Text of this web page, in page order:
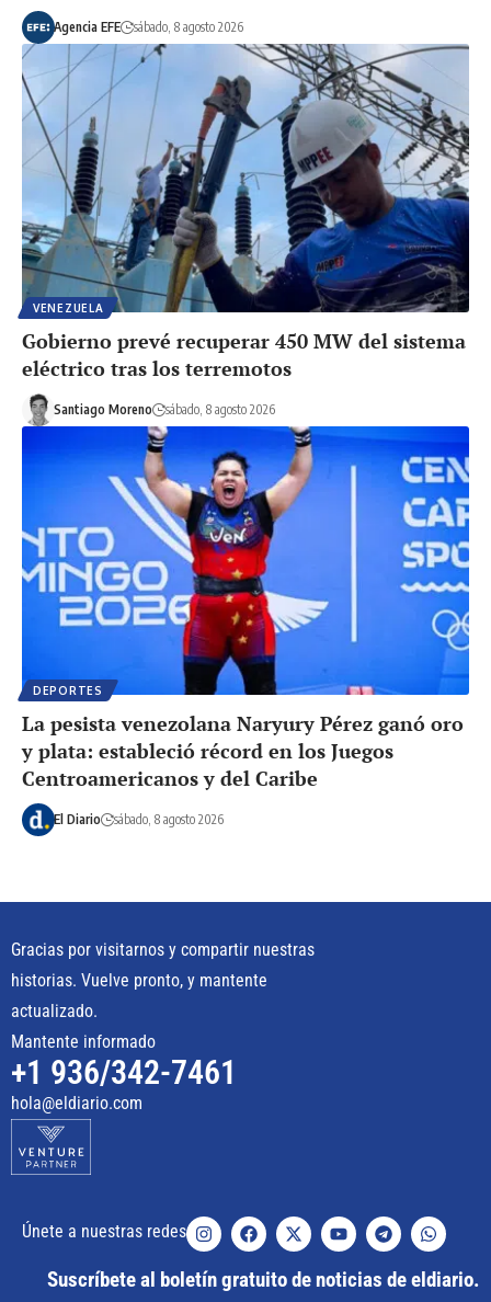
Agencia EFE sábado, 8 agosto 2026
VENEZUELA
Gobierno prevé recuperar 450 MW del sistema
eléctrico tras los terremotos
Santiago Moreno sábado, 8 agosto 2026
DEPORTES
La pesista venezolana Naryury Pérez ganó oro
y plata: estableció récord en los Juegos
Centroamericanos y del Caribe
El Diario sábado, 8 agosto 2026
Gracias por visitarnos y compartir nuestras
historias. Vuelve pronto, y mantente
actualizado.
Mantente informado
+1 936/342-7461
hola@eldiario.com
Únete a nuestras redes
Suscríbete al boletín gratuito de noticias de eldiario.